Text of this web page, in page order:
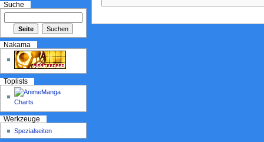
Suche
Nakama
Toplists
Werkzeuge
Spezialseiten